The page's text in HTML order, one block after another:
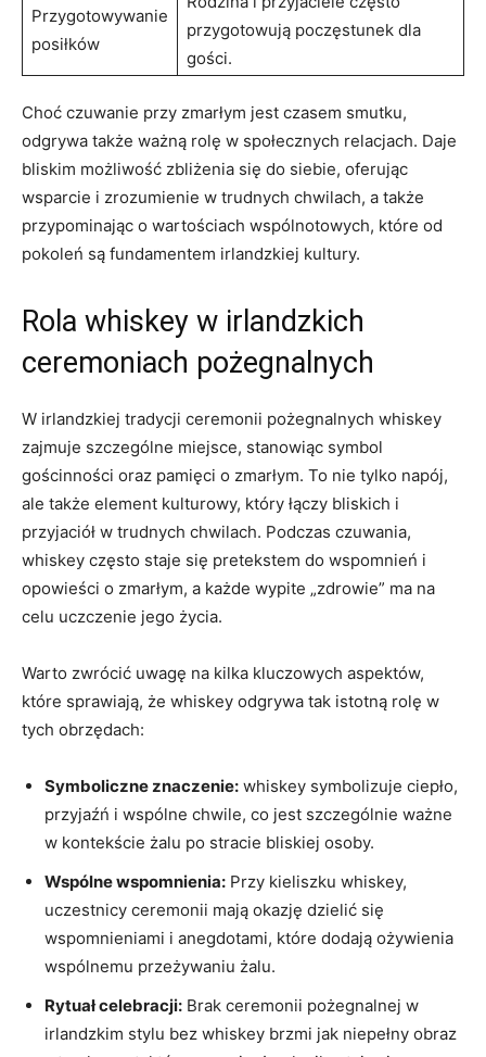
Przygotowywanie
posiłków
przygotowują poczęstunek dla
gości.
Choć czuwanie przy zmarłym jest czasem smutku,
odgrywa także ważną rolę w społecznych relacjach. Daje
bliskim możliwość zbliżenia się do siebie, oferując
wsparcie i zrozumienie w trudnych chwilach, a także
przypominając o wartościach wspólnotowych, które od
pokoleń są fundamentem irlandzkiej kultury.
Rola whiskey w irlandzkich
ceremoniach pożegnalnych
W irlandzkiej tradycji ceremonii pożegnalnych whiskey
zajmuje szczególne miejsce, stanowiąc symbol
gościnności oraz pamięci o zmarłym. To nie tylko napój,
ale także element kulturowy, który łączy bliskich i
przyjaciół w trudnych chwilach. Podczas czuwania,
whiskey często staje się pretekstem do wspomnień i
opowieści o zmarłym, a każde wypite „zdrowie” ma na
celu uczczenie jego życia.
Warto zwrócić uwagę na kilka kluczowych aspektów,
które sprawiają, że whiskey odgrywa tak istotną rolę w
tych obrzędach:
Symboliczne znaczenie: whiskey symbolizuje ciepło,
przyjaźń i wspólne chwile, co jest szczególnie ważne
w kontekście żalu po stracie bliskiej osoby.
Wspólne wspomnienia: Przy kieliszku whiskey,
uczestnicy ceremonii mają okazję dzielić się
wspomnieniami i anegdotami, które dodają ożywienia
wspólnemu przeżywaniu żalu.
Rytuał celebracji: Brak ceremonii pożegnalnej w
irlandzkim stylu bez whiskey brzmi jak niepełny obraz